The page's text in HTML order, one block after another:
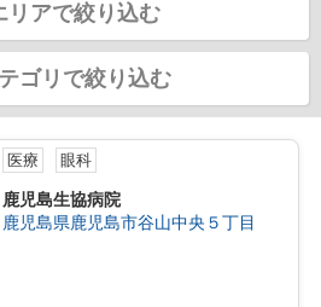
リアで絞り込む
ゴリで絞り込む
医療 眼科
鹿児島生協病院
鹿児島県鹿児島市谷山中央５丁目